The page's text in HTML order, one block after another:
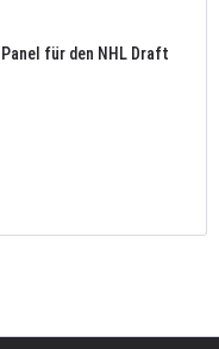
für den NHL Draft